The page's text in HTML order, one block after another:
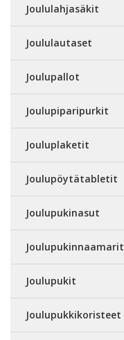
Joululahjasäkit
Joululautaset
Joulupallot
Joulupiparipurkit
Jouluplaketit
Joulupöytätabletit
Joulupukinasut
Joulupukinnaamarit
Joulupukit
Joulupukkikoristeet